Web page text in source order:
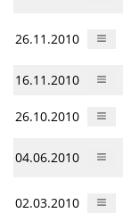
26.11.2010
16.11.2010
26.10.2010
04.06.2010
02.03.2010